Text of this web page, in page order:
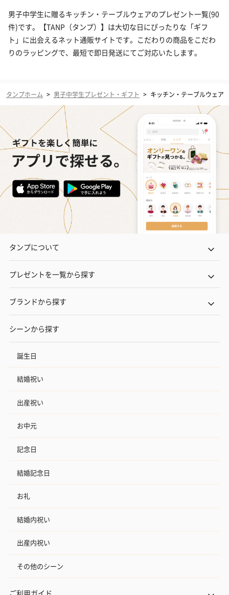
男子中学生に贈るキッチン・テーブルウェアのプレゼント一覧(90
件)です。【TANP（タンプ）】は大切な日にぴったりな「ギフ
ト」に出会えるネット通販サイトです。こだわりの商品をこだわ
りのラッピングで、最短で即日発送にてご対応いたします。
タンプホーム > 男子中学生プレゼント・ギフト > キッチン・テーブルウェア
タンプについて
プレゼントを一覧から探す
ブランドから探す
シーンから探す
誕生日
結婚祝い
出産祝い
お中元
記念日
結婚記念日
お礼
結婚内祝い
出産内祝い
その他のシーン